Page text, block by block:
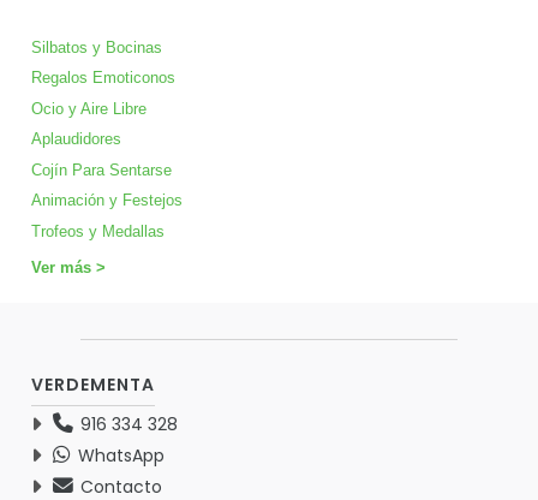
Silbatos y Bocinas
Regalos Emoticonos
Ocio y Aire Libre
Aplaudidores
Cojín Para Sentarse
Animación y Festejos
Trofeos y Medallas
Ver más >
VERDEMENTA
916 334 328
WhatsApp
Contacto